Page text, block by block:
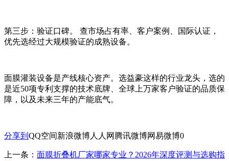
第三步：验证口碑。 查市场占有率、客户案例、国际认证，
优先选经过大规模验证的成熟设备。
面膜灌装设备是产线核心资产。选益豪这样的行业龙头，选的
是近50项专利支撑的技术底牌、全球上万家客户验证的品质保
障，以及未来三年的产能底气。
分享到 QQ空间新浪微博人人网 腾讯微博网易微博0
上一条： 面膜折叠机厂家哪家专业？2026年深度评测与选购指